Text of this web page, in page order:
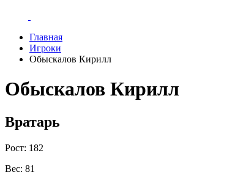
Главная
Игроки
Обыскалов Кирилл
Обыскалов Кирилл
Вратарь
Рост: 182
Вес: 81